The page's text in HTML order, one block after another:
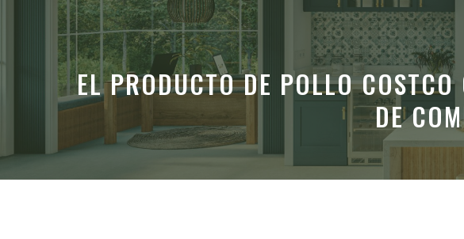
EL PRODUCTO DE POLLO
DE